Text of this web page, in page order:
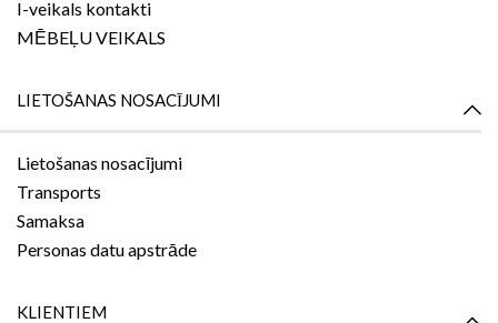
I-veikals kontakti
MĒBEĻU VEIKALS
LIETOŠANAS NOSACĪJUMI
Lietošanas nosacījumi
Transports
Samaksa
Personas datu apstrāde
KLIENTIEM